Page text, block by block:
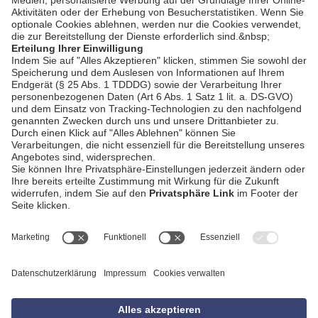
AGB
Datenschutzerklärung
Empfang